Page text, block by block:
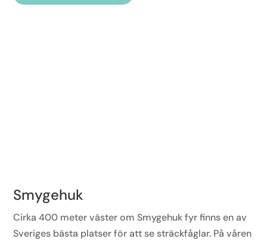
Smygehuk
Cirka 400 meter väster om Smygehuk fyr finns en av
Sveriges bästa platser för att se sträckfåglar. På våren